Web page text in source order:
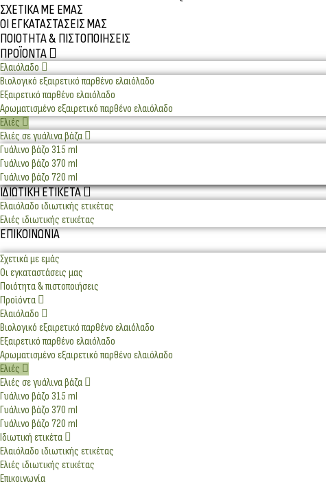
ΣΧΕΤΙΚΆ ΜΕ ΕΜΆΣ
ΟΙ ΕΓΚΑΤΑΣΤΆΣΕΙΣ ΜΑΣ
ΠΟΙΌΤΗΤΑ & ΠΙΣΤΟΠΟΙΉΣΕΙΣ
ΠΡΟΪΌΝΤΑ
Ελαιόλαδο
Βιολογικό εξαιρετικό παρθένο ελαιόλαδο
Εξαιρετικό παρθένο ελαιόλαδο
Αρωματισμένο εξαιρετικό παρθένο ελαιόλαδο
Ελιές
Ελιές σε γυάλινα βάζα
Γυάλινο βάζο 315 ml
Γυάλινο βάζο 370 ml
Γυάλινο βάζο 720 ml
ΙΔΙΩΤΙΚΉ ΕΤΙΚΈΤΑ
Ελαιόλαδο ιδιωτικής ετικέτας
Ελιές ιδιωτικής ετικέτας
ΕΠΙΚΟΙΝΩΝΊΑ
Σχετικά με εμάς
Οι εγκαταστάσεις μας
Ποιότητα & πιστοποιήσεις
Προϊόντα
Ελαιόλαδο
Βιολογικό εξαιρετικό παρθένο ελαιόλαδο
Εξαιρετικό παρθένο ελαιόλαδο
Αρωματισμένο εξαιρετικό παρθένο ελαιόλαδο
Ελιές
Ελιές σε γυάλινα βάζα
Γυάλινο βάζο 315 ml
Γυάλινο βάζο 370 ml
Γυάλινο βάζο 720 ml
Ιδιωτική ετικέτα
Ελαιόλαδο ιδιωτικής ετικέτας
Ελιές ιδιωτικής ετικέτας
Επικοινωνία